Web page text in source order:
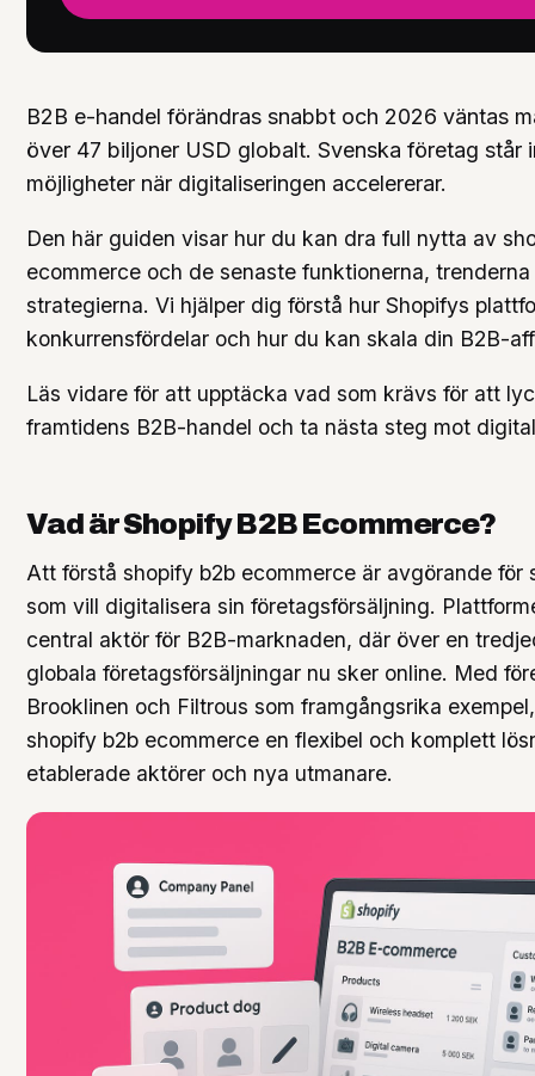
B2B e-handel förändras snabbt och 2026 väntas
över 47 biljoner USD globalt. Svenska företag står
möjligheter när digitaliseringen accelererar.
Den här guiden visar hur du kan dra full nytta av
ecommerce och de senaste funktionerna,
strategierna. Vi hjälper dig förstå hur Shopifys
konkurrensfördelar och hur du kan skala din B2B-
Läs vidare för att upptäcka vad som krävs för att
framtidens B2B-handel och ta nästa steg mot
Vad är Shopify B2B Ecommerce?
Att förstå shopify b2b ecommerce är avgörande för
som vill digitalisera sin företagsförsäljning.
central aktör för B2B-marknaden, där över en
globala företagsförsäljningar nu sker online. Med
Brooklinen och Filtrous som framgångsrika
shopify b2b ecommerce en flexibel och komplett
etablerade aktörer och nya utmanare.